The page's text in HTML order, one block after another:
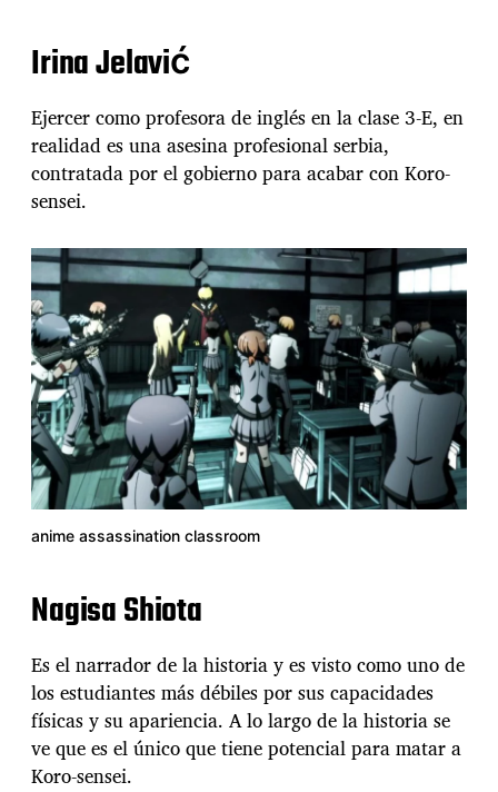
Irina Jelavić
Ejercer como profesora de inglés en la clase 3-E, en
realidad es una asesina profesional serbia,
contratada por el gobierno para acabar con Koro-
sensei.
anime assassination classroom
Nagisa Shiota
Es el narrador de la historia y es visto como uno de
los estudiantes más débiles por sus capacidades
físicas y su apariencia. A lo largo de la historia se
ve que es el único que tiene potencial para matar a
Koro-sensei.